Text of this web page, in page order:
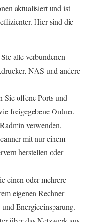
aktualisiert und ist
Hier sind die
alle verbundenen
NAS und andere
Sie offene Ports und
freigegebene Ordner.
verwenden,
mit nur einem
herstellen oder
einen oder mehrere
eigenen Rechner
Energieeinsparung.